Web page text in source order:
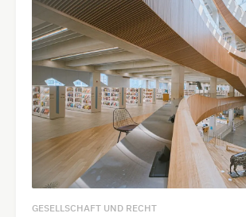
GESELLSCHAFT UND RECHT